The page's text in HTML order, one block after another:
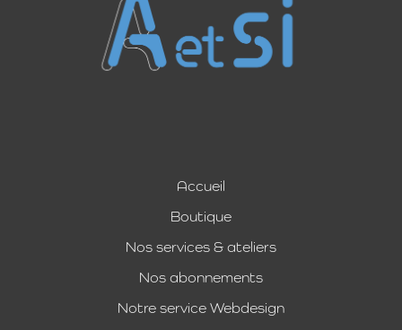
Accueil
Boutique
Nos services & ateliers
Nos abonnements
Notre service Webdesign